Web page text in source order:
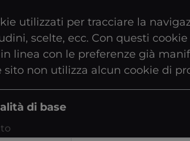
utilizzati per tracciare la
scelte, ecc. Con questi
linea con le preferenze già
sito non utilizza alcun cookie di
di base